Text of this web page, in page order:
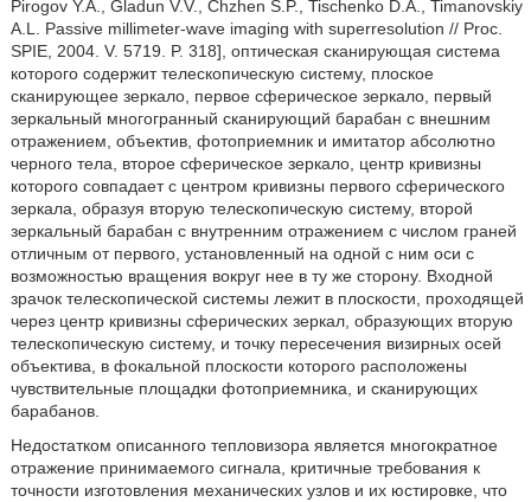
Pirogov Y.A., Gladun V.V., Chzhen S.P., Tischenko D.A., Timanovskiy
A.L. Passive millimeter-wave imaging with superresolution // Proc.
SPIE, 2004. V. 5719. P. 318], оптическая сканирующая система
которого содержит телескопическую систему, плоское
сканирующее зеркало, первое сферическое зеркало, первый
зеркальный многогранный сканирующий барабан с внешним
отражением, объектив, фотоприемник и имитатор абсолютно
черного тела, второе сферическое зеркало, центр кривизны
которого совпадает с центром кривизны первого сферического
зеркала, образуя вторую телескопическую систему, второй
зеркальный барабан с внутренним отражением с числом граней
отличным от первого, установленный на одной с ним оси с
возможностью вращения вокруг нее в ту же сторону. Входной
зрачок телескопической системы лежит в плоскости, проходящей
через центр кривизны сферических зеркал, образующих вторую
телескопическую систему, и точку пересечения визирных осей
объектива, в фокальной плоскости которого расположены
чувствительные площадки фотоприемника, и сканирующих
барабанов.
Недостатком описанного тепловизора является многократное
отражение принимаемого сигнала, критичные требования к
точности изготовления механических узлов и их юстировке, что